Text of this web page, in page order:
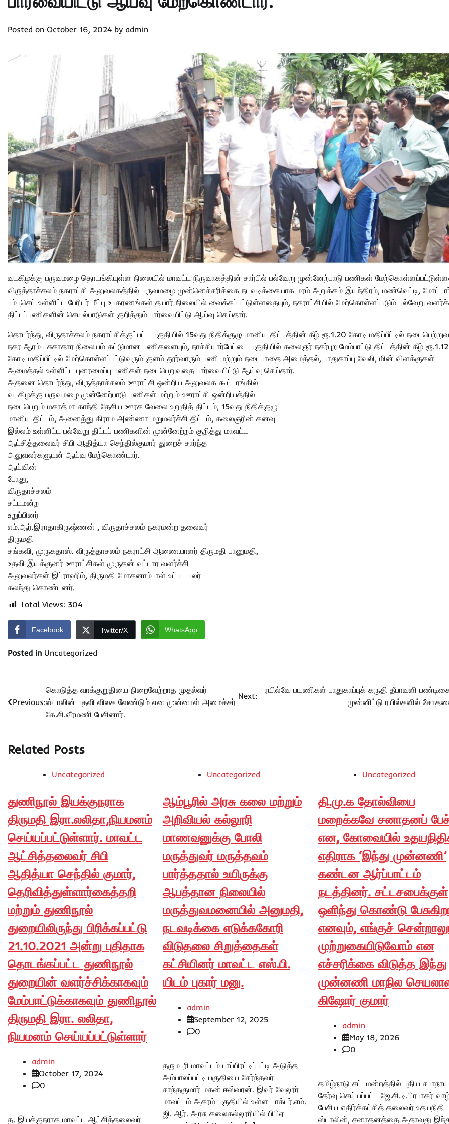
Posted on October 16, 2024 by admin
வடகிழக்கு பருவமழை தொடங்கியுள்ள நிலையில் மாவட்ட நிருவாகத்தின் சார்பில் பல்வேறு முன்னேற்பாடு பணிகள்
விருத்தாச்சலம் நகராட்சி அலுவலகத்தில் பருவமழை முன்னெச்சரிக்கை நடவடிக்கையாக மரம் அறுக்கம் இயந்திரம், மண்வெட்டி,
பம்புசெட் உள்ளிட்ட பேரிடர் மீட்பு உபகரணங்கள் தயார் நிலையில் வைக்கப்பட்டுள்ளதையும், நகராட்சியில் மேற்கொள்ளப்படும் பல்வேறு
திட்டப்பணிகளின் செயல்பாடுகள் குறித்தும் பார்வையிட்டு ஆய்வு செய்தார்.
தொடர்ந்து, விருதாச்சலம் நகராட்சிக்குட்பட்ட பகுதியில் 15வது நிதிக்குழு மானிய திட்டத்தின் கீழ் ரூ.1.20 கோடி மதிப்பீட்டில்
நகர ஆரம்ப சுகாதார நிலையம் கட்டுமான பணிகளையும், நாச்சியார்பேட்டை பகுதியில் கலைஞர் நகர்புற மேம்பாட்டு திட்டத்தின் கீழ் ரூ.1.12
கோடி மதிப்பீட்டில் மேற்கொள்ளப்பட்டுவரும் குளம் தூர்வாரும் பணி மற்றும் நடைபாதை அமைத்தல், பாதுகாப்பு வேலி, மின் விளக்குகள்
அமைத்தல் உள்ளிட்ட புனரமைப்பு பணிகள் நடைபெறுவதை பார்வையிட்டு ஆய்வு செய்தார்.
அதனை தொடர்ந்து, விருத்தாச்சலம் ஊராட்சி ஒன்றிய அலுவலக கூட்டரங்கில்
வடகிழக்கு பருவமழை முன்னேற்பாடு பணிகள் மற்றும் ஊராட்சி ஒன்றியத்தில்
நடைபெறும் மகாத்மா காந்தி தேசிய ஊரக வேலை உறுதித் திட்டம், 15வது நிதிக்குழு
மானிய திட்டம், அனைத்து கிராம அண்ணா மறுமலர்ச்சி திட்டம், கலைஞரின் கனவு
இல்லம் உள்ளிட்ட பல்வேறு திட்டப் பணிகளின் முன்னேற்றம் குறித்து மாவட்ட
ஆட்சித்தலைவர் சிபி ஆதித்யா செந்தில்குமார் துறைச் சார்ந்த
அலுவலர்களுடன் ஆய்வு மேற்கொண்டார்.
ஆய்வின்
போது,
விருதாச்சலம்
சட்டமன்ற
உறுப்பினர்
எம்.ஆர்.இராதாகிருஷ்ணன் , விருதாச்சலம் நகரமன்ற தலைவர்
திருமதி
சங்கவி, முருகதாஸ். விருத்தாசலம் நகராட்சி ஆணையாளர் திருமதி பானுமதி,
உதவி இயக்குனர் ஊராட்சிகள் முருகன் வட்டார வளர்ச்சி
அலுவலர்கள் இப்ராஹிம், திருமதி மோகனாம்பாள் உட்பட பலர்
கலந்து கொண்டனர்.
Total Views: 304
Facebook Twitter/X WhatsApp
Posted in Uncategorized
navigation
Previous:
கொடுத்த வாக்குறுதியை நிறைவேற்றாத முதல்வர்
ஸ்டாலின் பதவி விலக வேண்டும் என முன்னாள் அமைச்சர்
கே.சி.வீரமணி பேசினார்.
Next:
ரயில்வே பயணிகள் பாதுகாப்புக் கருதி தீபாவளி
முன்னிட்டு ரயில்களில்
Related Posts
Uncategorized
துணிநூல் இயக்குநராக
திருமதி இரா.லலிதா,நியமனம்
செய்யப்பட்டுள்ளார். மாவட்ட
ஆட்சித்தலைவர் சிபி
ஆதித்யா செந்தில் குமார்,
தெரிவித்துள்ளார்கைத்தறி
மற்றும் துணிநூல்
துறையிலிருந்து பிரிக்கப்பட்டு
21.10.2021 அன்று புதிதாக
தொடங்கப்பட்ட துணிநூல்
துறையின் வளர்ச்சிக்காகவும்
மேம்பாட்டுக்காகவும் துணிநூல்
திருமதி இரா. லலிதா,
நியமனம் செய்யப்பட்டுள்ளார்
admin
October 17, 2024
0
த. இயக்குநராக மாவட்ட ஆட்சித்தலைவர்
Uncategorized
ஆம்பூரில் அரசு கலை மற்றும்
அறிவியல் கல்லூரி
மாணவனுக்கு போலி
மருத்துவர் மருத்தவம்
பார்த்ததால் உயிருக்கு
ஆபத்தான நிலையில்
மருத்துவமனையில் அனுமதி,
நடவடிக்கை எடுக்ககோரி
விடுதலை சிறுத்தைகள்
கட்சியினர் மாவட்ட எஸ்.பி.
யிடம் புகார் மனு.
admin
September 12, 2025
0
தருமபுரி மாவட்டம் பாப்பிரட்டிப்பட்டி அடுத்த
அம்பாலப்பட்டி பகுதியை சேர்ந்தவர்
சாந்தகுமார் மகன் ஈஸ்வரன். இவர் வேலூர்
மாவட்டம் அகரம் பகுதியில் உள்ள டாக்டர்.எம்.
ஜி. ஆர். அரசு கலைகல்லூரியில் பிபிஏ
Uncategorized
தி.மு.க தோல்வியை
மறைக்கவே சனாதனப்
என, கோவையில்
எதிராக ‘இந்து முன்னணி’
கண்டன ஆர்ப்பாட்டம்
நடத்தினர். சட்டசபைக்குள்
ஒளிந்து கொண்டு
எனவும், எங்குச்
முற்றுகையிடுவோம் என
எச்சரிக்கை விடுத்த இந்து
முன்னணி மாநில
கிஷோர் குமார்
admin
May 18, 2026
0
தமிழ்நாடு சட்டமன்றத்தில் புதிய
தேர்வு செய்யப்பட்ட ஜே.சி.டி.பிரபாகர்
பேசிய எதிர்க்கட்சித் தலைவர் உதயநிதி
ஸ்டாலின், சனாதனத்தை அதாவது